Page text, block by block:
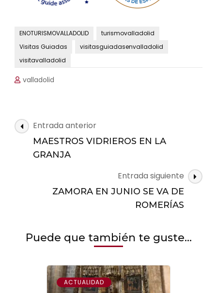
ENOTURISMOVALLADOLID
turismovalladolid
Visitas Guiadas
visitasguiadasenvalladolid
visitavalladolid
valladolid
Navegación
de
Entrada anterior
MAESTROS VIDRIEROS EN LA
GRANJA
Entrada siguiente
ZAMORA EN JUNIO SE VA DE
ROMERÍAS
Puede que también te guste...
ACTUALIDAD